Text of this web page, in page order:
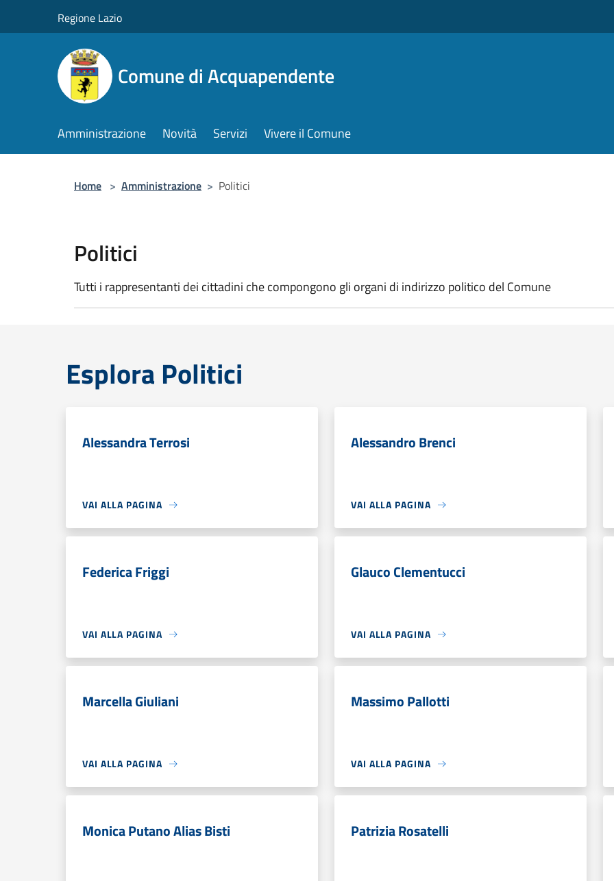
Regione Lazio
Comune di Acquapendente
Amministrazione Novità Servizi Vivere il Comune
Home > Amministrazione > Politici
Politici
Tutti i rappresentanti dei cittadini che compongono gli organi di indirizzo politico del Comune
Esplora Politici
Alessandra Terrosi
VAI ALLA PAGINA
Alessandro Brenci
VAI ALLA PAGINA
Federica Friggi
VAI ALLA PAGINA
Glauco Clementucci
VAI ALLA PAGINA
Marcella Giuliani
VAI ALLA PAGINA
Massimo Pallotti
VAI ALLA PAGINA
Monica Putano Alias Bisti Patrizia Rosatelli